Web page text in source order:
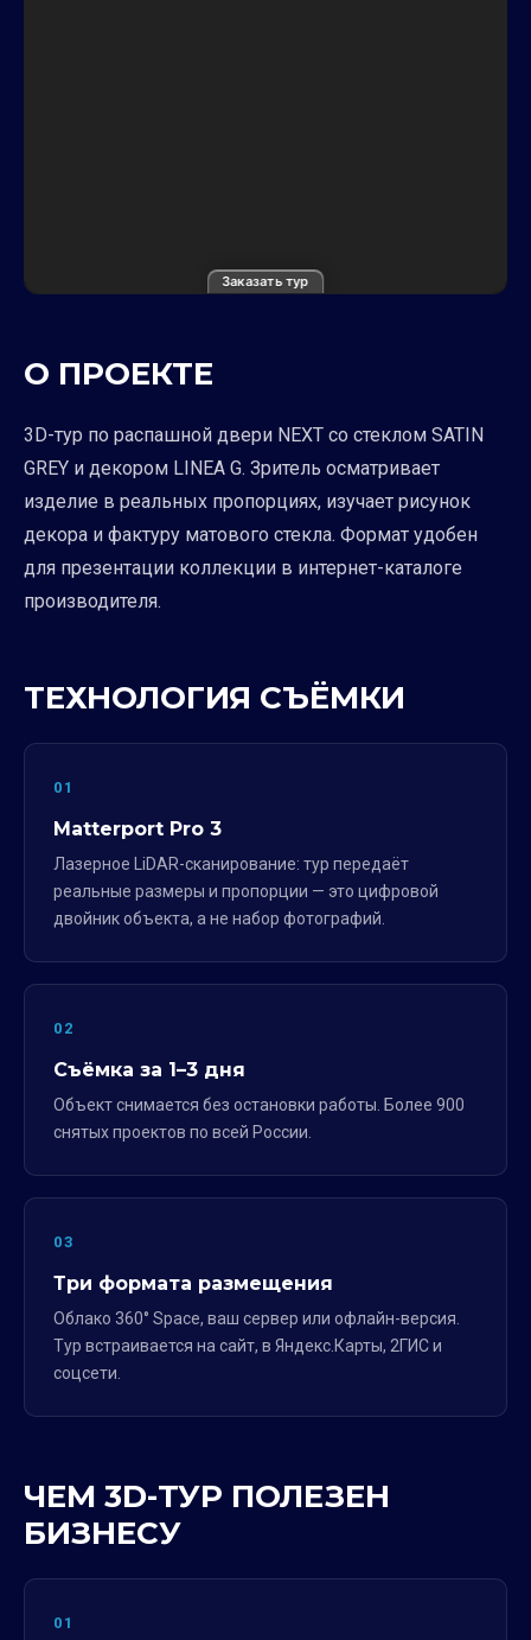
Заказать тур
О ПРОЕКТЕ
3D-тур по распашной двери NEXT со стеклом SATIN
GREY и декором LINEA G. Зритель осматривает
изделие в реальных пропорциях, изучает рисунок
декора и фактуру матового стекла. Формат удобен
для презентации коллекции в интернет-каталоге
производителя.
ТЕХНОЛОГИЯ СЪЁМКИ
01
Matterport Pro 3
Лазерное LiDAR-сканирование: тур передаёт
реальные размеры и пропорции — это цифровой
двойник объекта, а не набор фотографий.
02
Съёмка за 1–3 дня
Объект снимается без остановки работы. Более 900
снятых проектов по всей России.
03
Три формата размещения
Облако 360° Space, ваш сервер или офлайн-версия.
Тур встраивается на сайт, в Яндекс.Карты, 2ГИС и
соцсети.
ЧЕМ 3D-ТУР ПОЛЕЗЕН
БИЗНЕСУ
01